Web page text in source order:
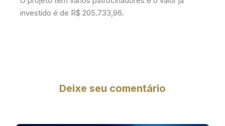
investido é de R$ 205.733,96.
Deixe seu comentário